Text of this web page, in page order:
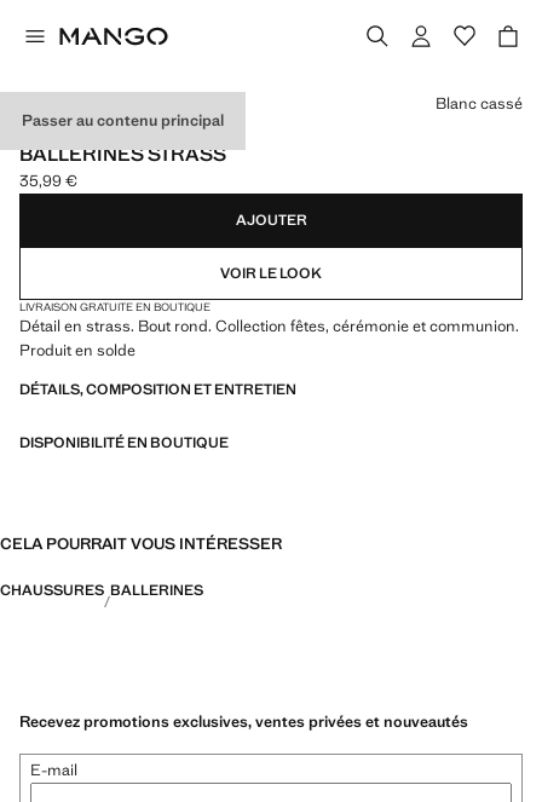
Passer au contenu principal
CELEBRATION
BALLERINES STRASS
Prix actuel [35,99 € ]
35,99 €
Choisissez une couleur
Blanc cassé
AJOUTER
VOIR LE LOOK
LIVRAISON GRATUITE EN BOUTIQUE
Détail en strass. Bout rond. Collection fêtes, cérémonie et communion.
Produit en solde
DÉTAILS, COMPOSITION ET ENTRETIEN
DISPONIBILITÉ EN BOUTIQUE
CELA POURRAIT VOUS INTÉRESSER
CHAUSSURES BALLERINES
Recevez promotions exclusives, ventes privées et nouveautés
E-mail